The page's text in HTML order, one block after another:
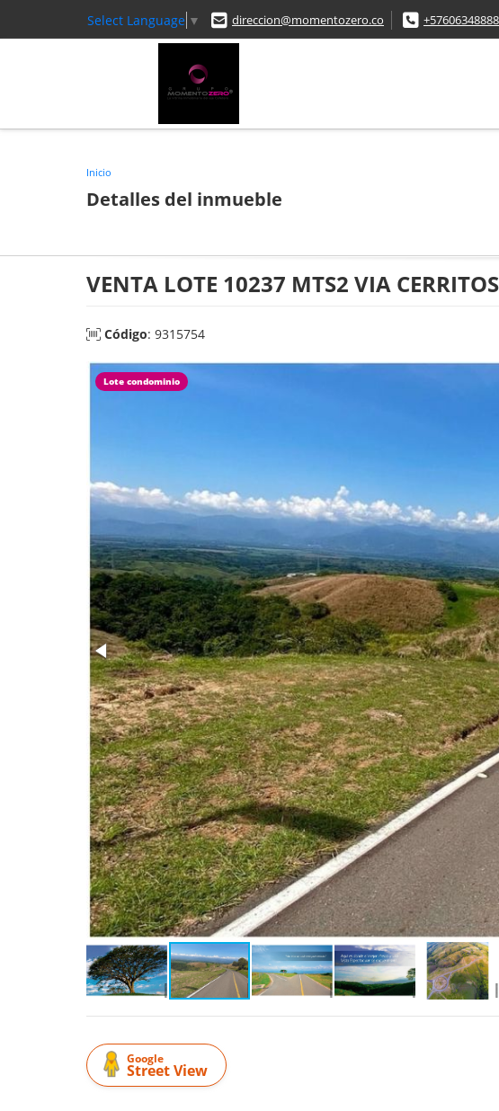
Select Language ▼ direccion@momentozero.co
Inicio
Detalles del inmueble
VENTA LOTE 10237 MTS2 VIA
Código: 9315754
Lote condominio
Google
Street View